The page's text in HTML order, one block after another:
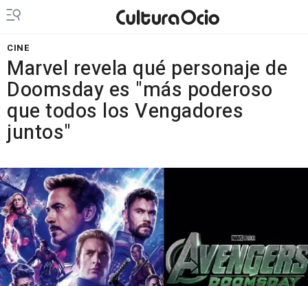
CINE
Marvel revela qué personaje de
Doomsday es "más poderoso
que todos los Vengadores
juntos"